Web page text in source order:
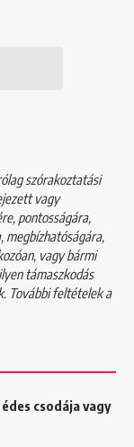
szórakoztatási
vagy
pontosságára,
megbízhatóságára,
vagy bármi
támaszkodás
További feltételek a
csodája vagy